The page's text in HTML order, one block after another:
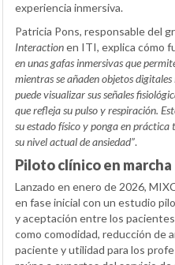
experiencia inmersiva.
Patricia Pons, responsable del
Interactionen ITI, explica cómo
en unas gafas inmersivas que
mientras se añaden objetos
puede visualizar sus señales
que refleja su pulso y respiración.
su estado físico y ponga en práctica
su nivel actual de ansiedad”.
Piloto clínico en marcha
Lanzado en enero de 2026,
en fase inicial con un estudio
y aceptación entre los
como comodidad, reducción de
paciente y utilidad para los